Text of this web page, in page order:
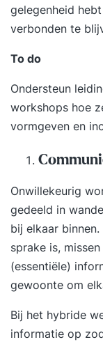
gelegenheid
verbonden te
To do
Ondersteun
workshops hoe
vormgeven en
Onwillekeurig
gedeeld in
bij elkaar
sprake is,
(essentiële)
gewoonte om
Bij het hybride
informatie op